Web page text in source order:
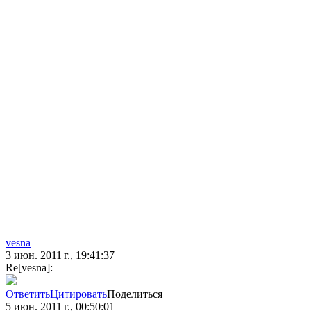
vesna
3 июн. 2011 г., 19:41:37
Re[vesna]:
ОтветитьЦитироватьПоделиться
5 июн. 2011 г., 00:50:01